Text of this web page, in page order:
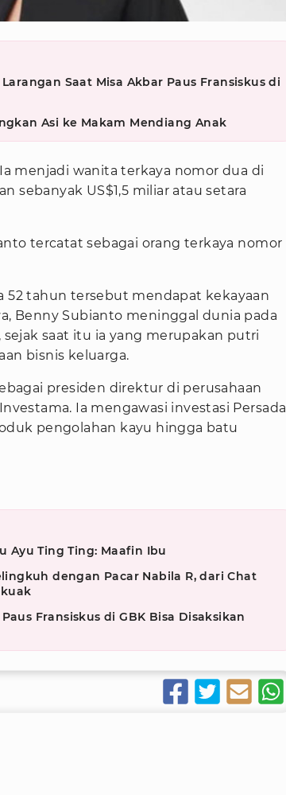
Saat Misa Akbar Paus Fransiskus di
Asi ke Makam Mendiang Anak
menjadi wanita terkaya nomor dua di
sebanyak US$1,5 miliar atau setara
tercatat sebagai orang terkaya nomor
52 tahun tersebut mendapat kekayaan
Benny Subianto meninggal dunia pada
sejak saat itu ia yang merupakan putri
bisnis keluarga.
presiden direktur di perusahaan
Ia mengawasi investasi Persada
pengolahan kayu hingga batu
Ayu Ting Ting: Maafin Ibu
dengan Pacar Nabila R, dari Chat
Fransiskus di GBK Bisa Disaksikan